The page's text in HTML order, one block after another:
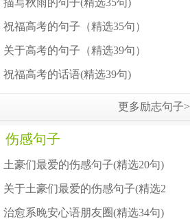
描写秋雨的句子(精选35句)
祝福高考的句子（精选35句）
关于高考的句子（精选39句）
祝福高考的话语(精选39句)
更多励志句子>
伤感句子
土豪们最爱的伤感句子(精选20句)
关于土豪们最爱的伤感句子(精选2
治愈系晚安心语朋友圈(精选34句)